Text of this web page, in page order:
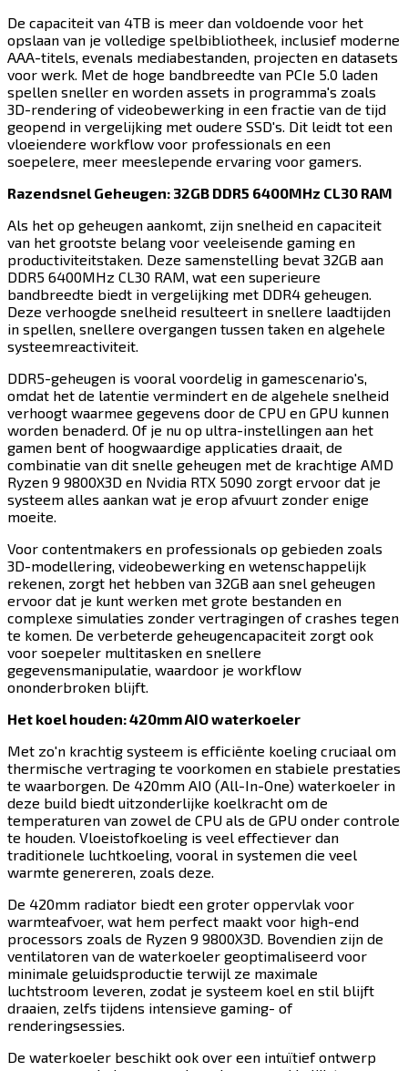
De capaciteit van 4TB is meer dan voldoende voor het
opslaan van je volledige spelbibliotheek, inclusief moderne
AAA-titels, evenals mediabestanden, projecten en datasets
voor werk. Met de hoge bandbreedte van PCIe 5.0 laden
spellen sneller en worden assets in programma's zoals
3D-rendering of videobewerking in een fractie van de tijd
geopend in vergelijking met oudere SSD's. Dit leidt tot een
vloeiendere workflow voor professionals en een
soepelere, meer meeslepende ervaring voor gamers.​​​​‌ ‍ ​‍​‍‌‍ ‌ ​‍‌‍‍‌‌‍‌ ‌‍‍‌‌‍ ‍​‍​‍​ ‍‍​‍​‍‌ ​ ‌‍​‌‌‍ ‍‌‍‍‌‌ ‌​‌ ‍‌​‍ ‍‌‍‍‌‌‍ ​‍​‍​‍ ​​‍​‍‌‍‍​‌ ​‍‌‍‌‌‌‍‌‍​‍​‍​ ‍‍​‍​‍​‍ ‌‍​‌‌‍‌​‌‍ ‌‌‍‍‌‌‍ ‍​‍ ‌‍‍‌‌‍ ‍‌ ‌​‌‍‌‌‌‍ ‍‌ ‌​​‍ ‌‍‌‌‌‍‌​‌‍‍‌‌ ‌​​‍ ‌‍ ‌‌‍ ‌‍‌​‌‍‌‌​ ‌‌ ​​‌ ​‍‌‍‌‌‌ ​ ‌‍‌‌‌‍ ‍‌ ‌​‌‍​‌‌ ‌​‌‍‍‌‌‍ ‌‍ ‍​ ‍ ‌‍‍‌‌‍‌​​ ‌​ ‍​​ ‌​​ ‍​‌‍​ ​ ​ ​ ‌‌‌‍​‌‌‍‌‌​‍ ‌​ ‍​​ ​ ​ ‍‌‌‍​‌​‍ ‌​ ‌​​ ‍‌‌‍​‌​ ‌‌​‍ ‌​ ‍‌‌‍‌‍​ ​ ‌‍‌‍​‍ ‌​ ‍​‌‍​‍​ ‌​‌‍​‌‌‍‌‍​ ​​​ ‌ ​ ‍‌​ ‌‌​ ​​​ ‍‌​ ‌ ​ ‍ ‌ ‌​‌ ‍‌‌ ​​‌‍‌‌​ ‌‌‍​‍‌ ‌‌‌‍‍‌‌‍ ​‌‍‌​​ ‍ ‌ ​​‌‍​‌‌ ‌​‌‍‍​​ ‌‌‍‍‌​ ​‌​ ‍​‌‍ ‍‌‌ ‌‍ ​‌‍ ‌‍ ‍‌‍‌ ‌‌ ‌‍‌​‌‍‌‌‌ ​ ‌‍​ ​‍‌‌​ ‌‌‌​​‍‌‌ ‌‍‍ ‌‍‌‌‌ ‍‌​‍‌‌​ ​ ‌​‌​​‍‌‌​ ​ ‌​‌​​‍‌‌​ ​‍​ ​‍‌‍ ‍‌‍ ​​‍‌‌​ ​‍​ ​‍​‍‌‌​ ‌‌‌​‌​​‍ ‍‌ ‌‍‌‍​‌‌‍ ​‌ ‌‌‌‍‌‌​‍‌‌​ ‌‌‌​​‍‌‌ ‌‍‍ ‌‍‌‌‌ ‍‌​‍‌‌​ ​ ‌​‌​​‍‌‌​ ​ ‌​‌​​‍‌‌​ ​‍​ ​‍​ ​‌​ ‌​​ ​​​ ​ ​ ​‌‌‍‌‌​ ‌ ​ ‍​‌‍​ ​ ‌‌‌‍‌‍‌‍​ ​‍‌‌​ ​‍​ ​‍​‍‌‌​ ‌‌‌​‌​​‍ ‍‌‍​ ‌‍‍​‌‍‍‌‌‍ ​‌‍‌​‌ ​‍‌‍‌‌‌‍ ‍​‍‌‌​ ‌‌‌​​‍‌‌ ‌‍‍ ‌‍‌‌‌ ‍‌​‍‌‌​ ​ ‌​‌​​‍‌‌​ ​ ‌​‌​​‍‌‌​ ​‍​ ​‍​ ‍‌‌‍​‌‌‍‌‍​ ‍​​ ‍‌​ ‌​​ ​ ​ ​‍​ ​‍​ ​‍‌‍‌‍‌‍​‌​‍‌‌​ ​‍​ ​‍​‍‌‌​ ‌‌‌​‌​​‍ ‍‌ ‌​‌‍‌‌‌ ‍​‌ ‌​​ ‌‍​‍‌‍​‌‌ ​ ‌‍‌‌‌‌‌‌‌ ​‍‌‍ ​​ ‌​‍‌‌​ ​‍‌​‌‍‌‍​‌‌‍‌​‌‍ ‌‌‍‍‌‌‍ ‍​‍‌‍‌‍‍‌‌‍‌​​ ‌​ ‍​​ ‌​​ ‍​‌‍​ ​ ​ ​ ‌‌‌‍​‌‌‍‌‌​‍ ‌​ ‍​​ ​ ​ ‍‌‌‍​‌​‍ ‌​ ‌​​ ‍‌‌‍​‌​ ‌‌​‍ ‌​ ‍‌‌‍‌‍​ ​ ‌‍‌‍​‍ ‌​ ‍​‌‍​‍​ ‌​‌‍​‌‌‍‌‍​ ​​​ ‌ ​ ‍‌​ ‌‌​ ​​​ ‍‌​ ‌ ​‍‌‍‌ ‌​‌ ‍‌‌ ​​‌‍‌‌​ ‌‌‍​‍‌ ‌‌‌‍‍‌‌‍ ​‌‍‌​​‍‌‍‌ ​​‌‍​‌‌ ‌​‌‍‍​​ ‌‌‍‍‌​ ​‌​ ‍​‌‍ ‍‌‌ ‌‍ ​‌‍ ‌‍ ‍‌‍‌ ‌‌ ‌‍‌​‌‍‌‌‌ ​ ‌‍​ ​‍‌‌​ ‌‌‌​​‍‌‌ ‌‍‍ ‌‍‌‌‌ ‍‌​‍‌‌​ ​ ‌​‌​​‍‌‌​ ​ ‌​‌​​‍‌‌​ ​‍​ ​‍‌‍ ‍‌‍ ​​‍‌‌​ ​‍​ ​‍​‍‌‌​ ‌‌‌​‌​​‍ ‍‌ ‌‍‌‍​‌‌‍ ​‌ ‌‌‌‍‌‌​‍‌‌​ ‌‌‌​​‍‌‌ ‌‍‍ ‌‍‌‌‌ ‍‌​‍‌‌​ ​ ‌​‌​​‍‌‌​ ​ ‌​‌​​‍‌‌​ ​‍​ ​‍​ ​‌​ ‌​​ ​​​ ​ ​ ​‌‌‍‌‌​ ‌ ​ ‍​‌‍​ ​ ‌‌‌‍‌‍‌‍​ ​‍‌‌​ ​‍​ ​‍​‍‌‌​ ‌‌‌​‌​​‍ ‍‌‍​ ‌‍‍​‌‍‍‌‌‍ ​‌‍‌​‌ ​‍‌‍‌‌‌‍ ‍​‍‌‌​ ‌‌‌​​‍‌‌ ‌‍‍ ‌‍‌‌‌ ‍‌​‍‌‌​ ​ ‌​‌​​‍‌‌​ ​ ‌​‌​​‍‌‌​ ​‍​ ​‍​ ‍‌‌‍​‌‌‍‌‍​ ‍​​ ‍‌​ ‌​​ ​ ​ ​‍​ ​‍​ ​‍‌‍‌‍‌‍​‌​‍‌‌​ ​‍​ ​‍​‍‌‌​ ‌‌‌​‌​​‍ ‍‌ ‌​‌‍‌‌‌ ‍​‌ ‌​​‍‌‍‌ ​​‌‍‌‌‌ ​‍‌ ​ ‌ ​​‌‍‌‌‌‍​ ‌ ‌​‌‍‍‌‌ ‌‍‌‍‌‌​ ‌‌ ​​‌ ‌‌‌‍​‍‌‍ ​‌‍‍‌‌ ​ ‌‍‍​‌‍‌‌‌‍‌​​‍​‍‌ ‌
Razendsnel Geheugen: 32GB DDR5 6400MHz CL30 RAM​​​​‌ ‍ ​‍​‍‌‍ ‌ ​‍‌‍‍‌‌‍‌ ‌‍‍‌‌‍ ‍​‍​‍​ ‍‍​‍​‍‌ ​ ‌‍​‌‌‍ ‍‌‍‍‌‌ ‌​‌ ‍‌​‍ ‍‌‍‍‌‌‍ ​‍​‍​‍ ​​‍​‍‌‍‍​‌ ​‍‌‍‌‌‌‍‌‍​‍​‍​ ‍‍​‍​‍​‍ ‌‍​‌‌‍‌​‌‍ ‌‌‍‍‌‌‍ ‍​‍ ‌‍‍‌‌‍ ‍‌ ‌​‌‍‌‌‌‍ ‍‌ ‌​​‍ ‌‍‌‌‌‍‌​‌‍‍‌‌ ‌​​‍ ‌‍ ‌‌‍ ‌‍‌​‌‍‌‌​ ‌‌ ​​‌ ​‍‌‍‌‌‌ ​ ‌‍‌‌‌‍ ‍‌ ‌​‌‍​‌‌ ‌​‌‍‍‌‌‍ ‌‍ ‍​ ‍ ‌‍‍‌‌‍‌​​ ‌​ ‍​​ ‌​​ ‍​‌‍​ ​ ​ ​ ‌‌‌‍​‌‌‍‌‌​‍ ‌​ ‍​​ ​ ​ ‍‌‌‍​‌​‍ ‌​ ‌​​ ‍‌‌‍​‌​ ‌‌​‍ ‌​ ‍‌‌‍‌‍​ ​ ‌‍‌‍​‍ ‌​ ‍​‌‍​‍​ ‌​‌‍​‌‌‍‌‍​ ​​​ ‌ ​ ‍‌​ ‌‌​ ​​​ ‍‌​ ‌ ​ ‍ ‌ ‌​‌ ‍‌‌ ​​‌‍‌‌​ ‌‌‍​‍‌ ‌‌‌‍‍‌‌‍ ​‌‍‌​​ ‍ ‌ ​​‌‍​‌‌ ‌​‌‍‍​​ ‌‌‍‍‌​ ​‌​ ‍​‌‍ ‍‌‌ ‌‍ ​‌‍ ‌‍ ‍‌‍‌ ‌‌ ‌‍‌​‌‍‌‌‌ ​ ‌‍​ ​‍‌‌​ ‌‌‌​​‍‌‌ ‌‍‍ ‌‍‌‌‌ ‍‌​‍‌‌​ ​ ‌​‌​​‍‌‌​ ​ ‌​‌​​‍‌‌​ ​‍​ ​‍‌‍ ‍‌‍ ​​‍‌‌​ ​‍​ ​‍​‍‌‌​ ‌‌‌​‌​​‍ ‍‌ ‌‍‌‍​‌‌‍ ​‌ ‌‌‌‍‌‌​‍‌‌​ ‌‌‌​​‍‌‌ ‌‍‍ ‌‍‌‌‌ ‍‌​‍‌‌​ ​ ‌​‌​​‍‌‌​ ​ ‌​‌​​‍‌‌​ ​‍​ ​‍‌‍​ ​ ​ ​ ‍‌‌‍​‍​ ​​​ ‌‌‌‍​ ​ ‌‌​ ‌​​ ‌‌‌‍​‌‌‍​‌​‍‌‌​ ​‍​ ​‍​‍‌‌​ ‌‌‌​‌​​‍ ‍‌‍​ ‌‍‍​‌‍‍‌‌‍ ​‌‍‌​‌ ​‍‌‍‌‌‌‍ ‍​‍‌‌​ ‌‌‌​​‍‌‌ ‌‍‍ ‌‍‌‌‌ ‍‌​‍‌‌​ ​ ‌​‌​​‍‌‌​ ​ ‌​‌​​‍‌‌​ ​‍​ ​‍​ ​ ​ ‍​​ ​​​ ‍‌​ ‌‌‌‍‌‌​ ‌ ​ ‍‌​ ‌​​ ‍​​ ‌​​ ‌​​‍‌‌​ ​‍​ ​‍​‍‌‌​ ‌‌‌​‌​​‍ ‍‌ ‌​‌‍‌‌‌ ‍​‌ ‌​​ ‌‍​‍‌‍​‌‌ ​ ‌‍‌‌‌‌‌‌‌ ​‍‌‍ ​​ ‌​‍‌‌​ ​‍‌​‌‍‌‍​‌‌‍‌​‌‍ ‌‌‍‍‌‌‍ ‍​‍‌‍‌‍‍‌‌‍‌​​ ‌​ ‍​​ ‌​​ ‍​‌‍​ ​ ​ ​ ‌‌‌‍​‌‌‍‌‌​‍ ‌​ ‍​​ ​ ​ ‍‌‌‍​‌​‍ ‌​ ‌​​ ‍‌‌‍​‌​ ‌‌​‍ ‌​ ‍‌‌‍‌‍​ ​ ‌‍‌‍​‍ ‌​ ‍​‌‍​‍​ ‌​‌‍​‌‌‍‌‍​ ​​​ ‌ ​ ‍‌​ ‌‌​ ​​​ ‍‌​ ‌ ​‍‌‍‌ ‌​‌ ‍‌‌ ​​‌‍‌‌​ ‌‌‍​‍‌ ‌‌‌‍‍‌‌‍ ​‌‍‌​​‍‌‍‌ ​​‌‍​‌‌ ‌​‌‍‍​​ ‌‌‍‍‌​ ​‌​ ‍​‌‍ ‍‌‌ ‌‍ ​‌‍ ‌‍ ‍‌‍‌ ‌‌ ‌‍‌​‌‍‌‌‌ ​ ‌‍​ ​‍‌‌​ ‌‌‌​​‍‌‌ ‌‍‍ ‌‍‌‌‌ ‍‌​‍‌‌​ ​ ‌​‌​​‍‌‌​ ​ ‌​‌​​‍‌‌​ ​‍​ ​‍‌‍ ‍‌‍ ​​‍‌‌​ ​‍​ ​‍​‍‌‌​ ‌‌‌​‌​​‍ ‍‌ ‌‍‌‍​‌‌‍ ​‌ ‌‌‌‍‌‌​‍‌‌​ ‌‌‌​​‍‌‌ ‌‍‍ ‌‍‌‌‌ ‍‌​‍‌‌​ ​ ‌​‌​​‍‌‌​ ​ ‌​‌​​‍‌‌​ ​‍​ ​‍‌‍​ ​ ​ ​ ‍‌‌‍​‍​ ​​​ ‌‌‌‍​ ​ ‌‌​ ‌​​ ‌‌‌‍​‌‌‍​‌​‍‌‌​ ​‍​ ​‍​‍‌‌​ ‌‌‌​‌​​‍ ‍‌‍​ ‌‍‍​‌‍‍‌‌‍ ​‌‍‌​‌ ​‍‌‍‌‌‌‍ ‍​‍‌‌​ ‌‌‌​​‍‌‌ ‌‍‍ ‌‍‌‌‌ ‍‌​‍‌‌​ ​ ‌​‌​​‍‌‌​ ​ ‌​‌​​‍‌‌​ ​‍​ ​‍​ ​ ​ ‍​​ ​​​ ‍‌​ ‌‌‌‍‌‌​ ‌ ​ ‍‌​ ‌​​ ‍​​ ‌​​ ‌​​‍‌‌​ ​‍​ ​‍​‍‌‌​ ‌‌‌​‌​​‍ ‍‌ ‌​‌‍‌‌‌ ‍​‌ ‌​​‍‌‍‌ ​​‌‍‌‌‌ ​‍‌ ​ ‌ ​​‌‍‌‌‌‍​ ‌ ‌​‌‍‍‌‌ ‌‍‌‍‌‌​ ‌‌ ​​‌ ‌‌‌‍​‍‌‍ ​‌‍‍‌‌ ​ ‌‍‍​‌‍‌‌‌‍‌​​‍​‍‌ ‌
Als het op geheugen aankomt, zijn snelheid en capaciteit
van het grootste belang voor veeleisende gaming en
productiviteitstaken. Deze samenstelling bevat 32GB aan
DDR5 6400MHz CL30 RAM, wat een superieure
bandbreedte biedt in vergelijking met DDR4 geheugen.
Deze verhoogde snelheid resulteert in snellere laadtijden
in spellen, snellere overgangen tussen taken en algehele
systeemreactiviteit.​​​​‌ ‍ ​‍​‍‌‍ ‌ ​‍‌‍‍‌‌‍‌ ‌‍‍‌‌‍ ‍​‍​‍​ ‍‍​‍​‍‌ ​ ‌‍​‌‌‍ ‍‌‍‍‌‌ ‌​‌ ‍‌​‍ ‍‌‍‍‌‌‍ ​‍​‍​‍ ​​‍​‍‌‍‍​‌ ​‍‌‍‌‌‌‍‌‍​‍​‍​ ‍‍​‍​‍​‍ ‌‍​‌‌‍‌​‌‍ ‌‌‍‍‌‌‍ ‍​‍ ‌‍‍‌‌‍ ‍‌ ‌​‌‍‌‌‌‍ ‍‌ ‌​​‍ ‌‍‌‌‌‍‌​‌‍‍‌‌ ‌​​‍ ‌‍ ‌‌‍ ‌‍‌​‌‍‌‌​ ‌‌ ​​‌ ​‍‌‍‌‌‌ ​ ‌‍‌‌‌‍ ‍‌ ‌​‌‍​‌‌ ‌​‌‍‍‌‌‍ ‌‍ ‍​ ‍ ‌‍‍‌‌‍‌​​ ‌​ ‍​​ ‌​​ ‍​‌‍​ ​ ​ ​ ‌‌‌‍​‌‌‍‌‌​‍ ‌​ ‍​​ ​ ​ ‍‌‌‍​‌​‍ ‌​ ‌​​ ‍‌‌‍​‌​ ‌‌​‍ ‌​ ‍‌‌‍‌‍​ ​ ‌‍‌‍​‍ ‌​ ‍​‌‍​‍​ ‌​‌‍​‌‌‍‌‍​ ​​​ ‌ ​ ‍‌​ ‌‌​ ​​​ ‍‌​ ‌ ​ ‍ ‌ ‌​‌ ‍‌‌ ​​‌‍‌‌​ ‌‌‍​‍‌ ‌‌‌‍‍‌‌‍ ​‌‍‌​​ ‍ ‌ ​​‌‍​‌‌ ‌​‌‍‍​​ ‌‌‍‍‌​ ​‌​ ‍​‌‍ ‍‌‌ ‌‍ ​‌‍ ‌‍ ‍‌‍‌ ‌‌ ‌‍‌​‌‍‌‌‌ ​ ‌‍​ ​‍‌‌​ ‌‌‌​​‍‌‌ ‌‍‍ ‌‍‌‌‌ ‍‌​‍‌‌​ ​ ‌​‌​​‍‌‌​ ​ ‌​‌​​‍‌‌​ ​‍​ ​‍‌‍ ‍‌‍ ​​‍‌‌​ ​‍​ ​‍​‍‌‌​ ‌‌‌​‌​​‍ ‍‌ ‌‍‌‍​‌‌‍ ​‌ ‌‌‌‍‌‌​‍‌‌​ ‌‌‌​​‍‌‌ ‌‍‍ ‌‍‌‌‌ ‍‌​‍‌‌​ ​ ‌​‌​​‍‌‌​ ​ ‌​‌​​‍‌‌​ ​‍​ ​‍​ ‍‌​ ‍‌‌‍​ ​ ‌‌‌‍​‌‌‍​ ‌‍‌‍‌‍​‍​ ​‍‌‍​‌‌‍​ ‌‍​‌​‍‌‌​ ​‍​ ​‍​‍‌‌​ ‌‌‌​‌​​‍ ‍‌‍​ ‌‍‍​‌‍‍‌‌‍ ​‌‍‌​‌ ​‍‌‍‌‌‌‍ ‍​‍‌‌​ ‌‌‌​​‍‌‌ ‌‍‍ ‌‍‌‌‌ ‍‌​‍‌‌​ ​ ‌​‌​​‍‌‌​ ​ ‌​‌​​‍‌‌​ ​‍​ ​‍​ ‌‌‌‍‌‌​ ​ ​ ‌‌‌‍‌‌​ ‌ ‌‍​‍​ ‍‌​ ​‍​ ‌​​ ​‍​ ‌ ​‍‌‌​ ​‍​ ​‍​‍‌‌​ ‌‌‌​‌​​‍ ‍‌ ‌​‌‍‌‌‌ ‍​‌ ‌​​ ‌‍​‍‌‍​‌‌ ​ ‌‍‌‌‌‌‌‌‌ ​‍‌‍ ​​ ‌​‍‌‌​ ​‍‌​‌‍‌‍​‌‌‍‌​‌‍ ‌‌‍‍‌‌‍ ‍​‍‌‍‌‍‍‌‌‍‌​​ ‌​ ‍​​ ‌​​ ‍​‌‍​ ​ ​ ​ ‌‌‌‍​‌‌‍‌‌​‍ ‌​ ‍​​ ​ ​ ‍‌‌‍​‌​‍ ‌​ ‌​​ ‍‌‌‍​‌​ ‌‌​‍ ‌​ ‍‌‌‍‌‍​ ​ ‌‍‌‍​‍ ‌​ ‍​‌‍​‍​ ‌​‌‍​‌‌‍‌‍​ ​​​ ‌ ​ ‍‌​ ‌‌​ ​​​ ‍‌​ ‌ ​‍‌‍‌ ‌​‌ ‍‌‌ ​​‌‍‌‌​ ‌‌‍​‍‌ ‌‌‌‍‍‌‌‍ ​‌‍‌​​‍‌‍‌ ​​‌‍​‌‌ ‌​‌‍‍​​ ‌‌‍‍‌​ ​‌​ ‍​‌‍ ‍‌‌ ‌‍ ​‌‍ ‌‍ ‍‌‍‌ ‌‌ ‌‍‌​‌‍‌‌‌ ​ ‌‍​ ​‍‌‌​ ‌‌‌​​‍‌‌ ‌‍‍ ‌‍‌‌‌ ‍‌​‍‌‌​ ​ ‌​‌​​‍‌‌​ ​ ‌​‌​​‍‌‌​ ​‍​ ​‍‌‍ ‍‌‍ ​​‍‌‌​ ​‍​ ​‍​‍‌‌​ ‌‌‌​‌​​‍ ‍‌ ‌‍‌‍​‌‌‍ ​‌ ‌‌‌‍‌‌​‍‌‌​ ‌‌‌​​‍‌‌ ‌‍‍ ‌‍‌‌‌ ‍‌​‍‌‌​ ​ ‌​‌​​‍‌‌​ ​ ‌​‌​​‍‌‌​ ​‍​ ​‍​ ‍‌​ ‍‌‌‍​ ​ ‌‌‌‍​‌‌‍​ ‌‍‌‍‌‍​‍​ ​‍‌‍​‌‌‍​ ‌‍​‌​‍‌‌​ ​‍​ ​‍​‍‌‌​ ‌‌‌​‌​​‍ ‍‌‍​ ‌‍‍​‌‍‍‌‌‍ ​‌‍‌​‌ ​‍‌‍‌‌‌‍ ‍​‍‌‌​ ‌‌‌​​‍‌‌ ‌‍‍ ‌‍‌‌‌ ‍‌​‍‌‌​ ​ ‌​‌​​‍‌‌​ ​ ‌​‌​​‍‌‌​ ​‍​ ​‍​ ‌‌‌‍‌‌​ ​ ​ ‌‌‌‍‌‌​ ‌ ‌‍​‍​ ‍‌​ ​‍​ ‌​​ ​‍​ ‌ ​‍‌‌​ ​‍​ ​‍​‍‌‌​ ‌‌‌​‌​​‍ ‍‌ ‌​‌‍‌‌‌ ‍​‌ ‌​​‍‌‍‌ ​​‌‍‌‌‌ ​‍‌ ​ ‌ ​​‌‍‌‌‌‍​ ‌ ‌​‌‍‍‌‌ ‌‍‌‍‌‌​ ‌‌ ​​‌ ‌‌‌‍​‍‌‍ ​‌‍‍‌‌ ​ ‌‍‍​‌‍‌‌‌‍‌​​‍​‍‌ ‌
DDR5-geheugen is vooral voordelig in gamescenario's,
omdat het de latentie vermindert en de algehele snelheid
verhoogt waarmee gegevens door de CPU en GPU kunnen
worden benaderd. Of je nu op ultra-instellingen aan het
gamen bent of hoogwaardige applicaties draait, de
combinatie van dit snelle geheugen met de krachtige AMD
Ryzen 9 9800X3D en Nvidia RTX 5090 zorgt ervoor dat je
systeem alles aankan wat je erop afvuurt zonder enige
moeite.​​​​‌ ‍ ​‍​‍‌‍ ‌ ​‍‌‍‍‌‌‍‌ ‌‍‍‌‌‍ ‍​‍​‍​ ‍‍​‍​‍‌ ​ ‌‍​‌‌‍ ‍‌‍‍‌‌ ‌​‌ ‍‌​‍ ‍‌‍‍‌‌‍ ​‍​‍​‍ ​​‍​‍‌‍‍​‌ ​‍‌‍‌‌‌‍‌‍​‍​‍​ ‍‍​‍​‍​‍ ‌‍​‌‌‍‌​‌‍ ‌‌‍‍‌‌‍ ‍​‍ ‌‍‍‌‌‍ ‍‌ ‌​‌‍‌‌‌‍ ‍‌ ‌​​‍ ‌‍‌‌‌‍‌​‌‍‍‌‌ ‌​​‍ ‌‍ ‌‌‍ ‌‍‌​‌‍‌‌​ ‌‌ ​​‌ ​‍‌‍‌‌‌ ​ ‌‍‌‌‌‍ ‍‌ ‌​‌‍​‌‌ ‌​‌‍‍‌‌‍ ‌‍ ‍​ ‍ ‌‍‍‌‌‍‌​​ ‌​ ‍​​ ‌​​ ‍​‌‍​ ​ ​ ​ ‌‌‌‍​‌‌‍‌‌​‍ ‌​ ‍​​ ​ ​ ‍‌‌‍​‌​‍ ‌​ ‌​​ ‍‌‌‍​‌​ ‌‌​‍ ‌​ ‍‌‌‍‌‍​ ​ ‌‍‌‍​‍ ‌​ ‍​‌‍​‍​ ‌​‌‍​‌‌‍‌‍​ ​​​ ‌ ​ ‍‌​ ‌‌​ ​​​ ‍‌​ ‌ ​ ‍ ‌ ‌​‌ ‍‌‌ ​​‌‍‌‌​ ‌‌‍​‍‌ ‌‌‌‍‍‌‌‍ ​‌‍‌​​ ‍ ‌ ​​‌‍​‌‌ ‌​‌‍‍​​ ‌‌‍‍‌​ ​‌​ ‍​‌‍ ‍‌‌ ‌‍ ​‌‍ ‌‍ ‍‌‍‌ ‌‌ ‌‍‌​‌‍‌‌‌ ​ ‌‍​ ​‍‌‌​ ‌‌‌​​‍‌‌ ‌‍‍ ‌‍‌‌‌ ‍‌​‍‌‌​ ​ ‌​‌​​‍‌‌​ ​ ‌​‌​​‍‌‌​ ​‍​ ​‍‌‍ ‍‌‍ ​​‍‌‌​ ​‍​ ​‍​‍‌‌​ ‌‌‌​‌​​‍ ‍‌ ‌‍‌‍​‌‌‍ ​‌ ‌‌‌‍‌‌​‍‌‌​ ‌‌‌​​‍‌‌ ‌‍‍ ‌‍‌‌‌ ‍‌​‍‌‌​ ​ ‌​‌​​‍‌‌​ ​ ‌​‌​​‍‌‌​ ​‍​ ​‍​ ​ ‌‍‌‌‌‍​‌​ ​‍​ ‍‌‌‍‌​​ ​‌‌‍‌‌​ ​ ‌‍‌‍​ ‍‌​ ​‍​‍‌‌​ ​‍​ ​‍​‍‌‌​ ‌‌‌​‌​​‍ ‍‌‍​ ‌‍‍​‌‍‍‌‌‍ ​‌‍‌​‌ ​‍‌‍‌‌‌‍ ‍​‍‌‌​ ‌‌‌​​‍‌‌ ‌‍‍ ‌‍‌‌‌ ‍‌​‍‌‌​ ​ ‌​‌​​‍‌‌​ ​ ‌​‌​​‍‌‌​ ​‍​ ​‍‌‍​‌​ ​‍‌‍​‌​ ‍‌‌‍​ ​ ​​​ ​​​ ​‍​ ‌ ​ ​‌​ ​‍​ ‌​​‍‌‌​ ​‍​ ​‍​‍‌‌​ ‌‌‌​‌​​‍ ‍‌ ‌​‌‍‌‌‌ ‍​‌ ‌​​ ‌‍​‍‌‍​‌‌ ​ ‌‍‌‌‌‌‌‌‌ ​‍‌‍ ​​ ‌​‍‌‌​ ​‍‌​‌‍‌‍​‌‌‍‌​‌‍ ‌‌‍‍‌‌‍ ‍​‍‌‍‌‍‍‌‌‍‌​​ ‌​ ‍​​ ‌​​ ‍​‌‍​ ​ ​ ​ ‌‌‌‍​‌‌‍‌‌​‍ ‌​ ‍​​ ​ ​ ‍‌‌‍​‌​‍ ‌​ ‌​​ ‍‌‌‍​‌​ ‌‌​‍ ‌​ ‍‌‌‍‌‍​ ​ ‌‍‌‍​‍ ‌​ ‍​‌‍​‍​ ‌​‌‍​‌‌‍‌‍​ ​​​ ‌ ​ ‍‌​ ‌‌​ ​​​ ‍‌​ ‌ ​‍‌‍‌ ‌​‌ ‍‌‌ ​​‌‍‌‌​ ‌‌‍​‍‌ ‌‌‌‍‍‌‌‍ ​‌‍‌​​‍‌‍‌ ​​‌‍​‌‌ ‌​‌‍‍​​ ‌‌‍‍‌​ ​‌​ ‍​‌‍ ‍‌‌ ‌‍ ​‌‍ ‌‍ ‍‌‍‌ ‌‌ ‌‍‌​‌‍‌‌‌ ​ ‌‍​ ​‍‌‌​ ‌‌‌​​‍‌‌ ‌‍‍ ‌‍‌‌‌ ‍‌​‍‌‌​ ​ ‌​‌​​‍‌‌​ ​ ‌​‌​​‍‌‌​ ​‍​ ​‍‌‍ ‍‌‍ ​​‍‌‌​ ​‍​ ​‍​‍‌‌​ ‌‌‌​‌​​‍ ‍‌ ‌‍‌‍​‌‌‍ ​‌ ‌‌‌‍‌‌​‍‌‌​ ‌‌‌​​‍‌‌ ‌‍‍ ‌‍‌‌‌ ‍‌​‍‌‌​ ​ ‌​‌​​‍‌‌​ ​ ‌​‌​​‍‌‌​ ​‍​ ​‍​ ​ ‌‍‌‌‌‍​‌​ ​‍​ ‍‌‌‍‌​​ ​‌‌‍‌‌​ ​ ‌‍‌‍​ ‍‌​ ​‍​‍‌‌​ ​‍​ ​‍​‍‌‌​ ‌‌‌​‌​​‍ ‍‌‍​ ‌‍‍​‌‍‍‌‌‍ ​‌‍‌​‌ ​‍‌‍‌‌‌‍ ‍​‍‌‌​ ‌‌‌​​‍‌‌ ‌‍‍ ‌‍‌‌‌ ‍‌​‍‌‌​ ​ ‌​‌​​‍‌‌​ ​ ‌​‌​​‍‌‌​ ​‍​ ​‍‌‍​‌​ ​‍‌‍​‌​ ‍‌‌‍​ ​ ​​​ ​​​ ​‍​ ‌ ​ ​‌​ ​‍​ ‌​​‍‌‌​ ​‍​ ​‍​‍‌‌​ ‌‌‌​‌​​‍ ‍‌ ‌​‌‍‌‌‌ ‍​‌ ‌​​‍‌‍‌ ​​‌‍‌‌‌ ​‍‌ ​ ‌ ​​‌‍‌‌‌‍​ ‌ ‌​‌‍‍‌‌ ‌‍‌‍‌‌​ ‌‌ ​​‌ ‌‌‌‍​‍‌‍ ​‌‍‍‌‌ ​ ‌‍‍​‌‍‌‌‌‍‌​​‍​‍‌ ‌
Voor contentmakers en professionals op gebieden zoals
3D-modellering, videobewerking en wetenschappelijk
rekenen, zorgt het hebben van 32GB aan snel geheugen
ervoor dat je kunt werken met grote bestanden en
complexe simulaties zonder vertragingen of crashes tegen
te komen. De verbeterde geheugencapaciteit zorgt ook
voor soepeler multitasken en snellere
gegevensmanipulatie, waardoor je workflow
ononderbroken blijft.​​​​‌ ‍ ​‍​‍‌‍ ‌ ​‍‌‍‍‌‌‍‌ ‌‍‍‌‌‍ ‍​‍​‍​ ‍‍​‍​‍‌ ​ ‌‍​‌‌‍ ‍‌‍‍‌‌ ‌​‌ ‍‌​‍ ‍‌‍‍‌‌‍ ​‍​‍​‍ ​​‍​‍‌‍‍​‌ ​‍‌‍‌‌‌‍‌‍​‍​‍​ ‍‍​‍​‍​‍ ‌‍​‌‌‍‌​‌‍ ‌‌‍‍‌‌‍ ‍​‍ ‌‍‍‌‌‍ ‍‌ ‌​‌‍‌‌‌‍ ‍‌ ‌​​‍ ‌‍‌‌‌‍‌​‌‍‍‌‌ ‌​​‍ ‌‍ ‌‌‍ ‌‍‌​‌‍‌‌​ ‌‌ ​​‌ ​‍‌‍‌‌‌ ​ ‌‍‌‌‌‍ ‍‌ ‌​‌‍​‌‌ ‌​‌‍‍‌‌‍ ‌‍ ‍​ ‍ ‌‍‍‌‌‍‌​​ ‌​ ‍​​ ‌​​ ‍​‌‍​ ​ ​ ​ ‌‌‌‍​‌‌‍‌‌​‍ ‌​ ‍​​ ​ ​ ‍‌‌‍​‌​‍ ‌​ ‌​​ ‍‌‌‍​‌​ ‌‌​‍ ‌​ ‍‌‌‍‌‍​ ​ ‌‍‌‍​‍ ‌​ ‍​‌‍​‍​ ‌​‌‍​‌‌‍‌‍​ ​​​ ‌ ​ ‍‌​ ‌‌​ ​​​ ‍‌​ ‌ ​ ‍ ‌ ‌​‌ ‍‌‌ ​​‌‍‌‌​ ‌‌‍​‍‌ ‌‌‌‍‍‌‌‍ ​‌‍‌​​ ‍ ‌ ​​‌‍​‌‌ ‌​‌‍‍​​ ‌‌‍‍‌​ ​‌​ ‍​‌‍ ‍‌‌ ‌‍ ​‌‍ ‌‍ ‍‌‍‌ ‌‌ ‌‍‌​‌‍‌‌‌ ​ ‌‍​ ​‍‌‌​ ‌‌‌​​‍‌‌ ‌‍‍ ‌‍‌‌‌ ‍‌​‍‌‌​ ​ ‌​‌​​‍‌‌​ ​ ‌​‌​​‍‌‌​ ​‍​ ​‍‌‍ ‍‌‍ ​​‍‌‌​ ​‍​ ​‍​‍‌‌​ ‌‌‌​‌​​‍ ‍‌ ‌‍‌‍​‌‌‍ ​‌ ‌‌‌‍‌‌​‍‌‌​ ‌‌‌​​‍‌‌ ‌‍‍ ‌‍‌‌‌ ‍‌​‍‌‌​ ​ ‌​‌​​‍‌‌​ ​ ‌​‌​​‍‌‌​ ​‍​ ​‍‌‍‌​​ ‌ ‌‍‌​​ ​​​ ‍‌​ ​​​ ​‍​ ‍​​ ‍​​ ‌​​ ‌ ​ ​​​‍‌‌​ ​‍​ ​‍​‍‌‌​ ‌‌‌​‌​​‍ ‍‌‍​ ‌‍‍​‌‍‍‌‌‍ ​‌‍‌​‌ ​‍‌‍‌‌‌‍ ‍​‍‌‌​ ‌‌‌​​‍‌‌ ‌‍‍ ‌‍‌‌‌ ‍‌​‍‌‌​ ​ ‌​‌​​‍‌‌​ ​ ‌​‌​​‍‌‌​ ​‍​ ​‍​ ‌‌‌‍‌‍‌‍​‌​ ​​​ ‌ ‌‍‌‌‌‍​‍​ ​​‌‍‌‍​ ​ ​ ‍‌​ ‍​​‍‌‌​ ​‍​ ​‍​‍‌‌​ ‌‌‌​‌​​‍ ‍‌ ‌​‌‍‌‌‌ ‍​‌ ‌​​ ‌‍​‍‌‍​‌‌ ​ ‌‍‌‌‌‌‌‌‌ ​‍‌‍ ​​ ‌​‍‌‌​ ​‍‌​‌‍‌‍​‌‌‍‌​‌‍ ‌‌‍‍‌‌‍ ‍​‍‌‍‌‍‍‌‌‍‌​​ ‌​ ‍​​ ‌​​ ‍​‌‍​ ​ ​ ​ ‌‌‌‍​‌‌‍‌‌​‍ ‌​ ‍​​ ​ ​ ‍‌‌‍​‌​‍ ‌​ ‌​​ ‍‌‌‍​‌​ ‌‌​‍ ‌​ ‍‌‌‍‌‍​ ​ ‌‍‌‍​‍ ‌​ ‍​‌‍​‍​ ‌​‌‍​‌‌‍‌‍​ ​​​ ‌ ​ ‍‌​ ‌‌​ ​​​ ‍‌​ ‌ ​‍‌‍‌ ‌​‌ ‍‌‌ ​​‌‍‌‌​ ‌‌‍​‍‌ ‌‌‌‍‍‌‌‍ ​‌‍‌​​‍‌‍‌ ​​‌‍​‌‌ ‌​‌‍‍​​ ‌‌‍‍‌​ ​‌​ ‍​‌‍ ‍‌‌ ‌‍ ​‌‍ ‌‍ ‍‌‍‌ ‌‌ ‌‍‌​‌‍‌‌‌ ​ ‌‍​ ​‍‌‌​ ‌‌‌​​‍‌‌ ‌‍‍ ‌‍‌‌‌ ‍‌​‍‌‌​ ​ ‌​‌​​‍‌‌​ ​ ‌​‌​​‍‌‌​ ​‍​ ​‍‌‍ ‍‌‍ ​​‍‌‌​ ​‍​ ​‍​‍‌‌​ ‌‌‌​‌​​‍ ‍‌ ‌‍‌‍​‌‌‍ ​‌ ‌‌‌‍‌‌​‍‌‌​ ‌‌‌​​‍‌‌ ‌‍‍ ‌‍‌‌‌ ‍‌​‍‌‌​ ​ ‌​‌​​‍‌‌​ ​ ‌​‌​​‍‌‌​ ​‍​ ​‍‌‍‌​​ ‌ ‌‍‌​​ ​​​ ‍‌​ ​​​ ​‍​ ‍​​ ‍​​ ‌​​ ‌ ​ ​​​‍‌‌​ ​‍​ ​‍​‍‌‌​ ‌‌‌​‌​​‍ ‍‌‍​ ‌‍‍​‌‍‍‌‌‍ ​‌‍‌​‌ ​‍‌‍‌‌‌‍ ‍​‍‌‌​ ‌‌‌​​‍‌‌ ‌‍‍ ‌‍‌‌‌ ‍‌​‍‌‌​ ​ ‌​‌​​‍‌‌​ ​ ‌​‌​​‍‌‌​ ​‍​ ​‍​ ‌‌‌‍‌‍‌‍​‌​ ​​​ ‌ ‌‍‌‌‌‍​‍​ ​​‌‍‌‍​ ​ ​ ‍‌​ ‍​​‍‌‌​ ​‍​ ​‍​‍‌‌​ ‌‌‌​‌​​‍ ‍‌ ‌​‌‍‌‌‌ ‍​‌ ‌​​‍‌‍‌ ​​‌‍‌‌‌ ​‍‌ ​ ‌ ​​‌‍‌‌‌‍​ ‌ ‌​‌‍‍‌‌ ‌‍‌‍‌‌​ ‌‌ ​​‌ ‌‌‌‍​‍‌‍ ​‌‍‍‌‌ ​ ‌‍‍​‌‍‌‌‌‍‌​​‍​‍‌ ‌
Het koel houden: 420mm AIO waterkoeler​​​​‌ ‍ ​‍​‍‌‍ ‌ ​‍‌‍‍‌‌‍‌ ‌‍‍‌‌‍ ‍​‍​‍​ ‍‍​‍​‍‌ ​ ‌‍​‌‌‍ ‍‌‍‍‌‌ ‌​‌ ‍‌​‍ ‍‌‍‍‌‌‍ ​‍​‍​‍ ​​‍​‍‌‍‍​‌ ​‍‌‍‌‌‌‍‌‍​‍​‍​ ‍‍​‍​‍​‍ ‌‍​‌‌‍‌​‌‍ ‌‌‍‍‌‌‍ ‍​‍ ‌‍‍‌‌‍ ‍‌ ‌​‌‍‌‌‌‍ ‍‌ ‌​​‍ ‌‍‌‌‌‍‌​‌‍‍‌‌ ‌​​‍ ‌‍ ‌‌‍ ‌‍‌​‌‍‌‌​ ‌‌ ​​‌ ​‍‌‍‌‌‌ ​ ‌‍‌‌‌‍ ‍‌ ‌​‌‍​‌‌ ‌​‌‍‍‌‌‍ ‌‍ ‍​ ‍ ‌‍‍‌‌‍‌​​ ‌​ ‍​​ ‌​​ ‍​‌‍​ ​ ​ ​ ‌‌‌‍​‌‌‍‌‌​‍ ‌​ ‍​​ ​ ​ ‍‌‌‍​‌​‍ ‌​ ‌​​ ‍‌‌‍​‌​ ‌‌​‍ ‌​ ‍‌‌‍‌‍​ ​ ‌‍‌‍​‍ ‌​ ‍​‌‍​‍​ ‌​‌‍​‌‌‍‌‍​ ​​​ ‌ ​ ‍‌​ ‌‌​ ​​​ ‍‌​ ‌ ​ ‍ ‌ ‌​‌ ‍‌‌ ​​‌‍‌‌​ ‌‌‍​‍‌ ‌‌‌‍‍‌‌‍ ​‌‍‌​​ ‍ ‌ ​​‌‍​‌‌ ‌​‌‍‍​​ ‌‌‍‍‌​ ​‌​ ‍​‌‍ ‍‌‌ ‌‍ ​‌‍ ‌‍ ‍‌‍‌ ‌‌ ‌‍‌​‌‍‌‌‌ ​ ‌‍​ ​‍‌‌​ ‌‌‌​​‍‌‌ ‌‍‍ ‌‍‌‌‌ ‍‌​‍‌‌​ ​ ‌​‌​​‍‌‌​ ​ ‌​‌​​‍‌‌​ ​‍​ ​‍‌‍ ‍‌‍ ​​‍‌‌​ ​‍​ ​‍​‍‌‌​ ‌‌‌​‌​​‍ ‍‌ ‌‍‌‍​‌‌‍ ​‌ ‌‌‌‍‌‌​‍‌‌​ ‌‌‌​​‍‌‌ ‌‍‍ ‌‍‌‌‌ ‍‌​‍‌‌​ ​ ‌​‌​​‍‌‌​ ​ ‌​‌​​‍‌‌​ ​‍​ ​‍​ ​‍​ ​ ​ ​ ​ ‍‌‌‍‌‍‌‍‌​​ ‍‌‌‍‌​​ ​‌​ ‍‌​ ​​​ ‌‍​‍‌‌​ ​‍​ ​‍​‍‌‌​ ‌‌‌​‌​​‍ ‍‌‍​ ‌‍‍​‌‍‍‌‌‍ ​‌‍‌​‌ ​‍‌‍‌‌‌‍ ‍​‍‌‌​ ‌‌‌​​‍‌‌ ‌‍‍ ‌‍‌‌‌ ‍‌​‍‌‌​ ​ ‌​‌​​‍‌‌​ ​ ‌​‌​​‍‌‌​ ​‍​ ​‍‌‍​‍​ ‍‌‌‍​‌​ ​​‌‍​‍‌‍​ ​ ‌ ​ ​‍‌‍​‌​ ‍​​ ‍‌‌‍​ ​‍‌‌​ ​‍​ ​‍​‍‌‌​ ‌‌‌​‌​​‍ ‍‌ ‌​‌‍‌‌‌ ‍​‌ ‌​​ ‌‍​‍‌‍​‌‌ ​ ‌‍‌‌‌‌‌‌‌ ​‍‌‍ ​​ ‌​‍‌‌​ ​‍‌​‌‍‌‍​‌‌‍‌​‌‍ ‌‌‍‍‌‌‍ ‍​‍‌‍‌‍‍‌‌‍‌​​ ‌​ ‍​​ ‌​​ ‍​‌‍​ ​ ​ ​ ‌‌‌‍​‌‌‍‌‌​‍ ‌​ ‍​​ ​ ​ ‍‌‌‍​‌​‍ ‌​ ‌​​ ‍‌‌‍​‌​ ‌‌​‍ ‌​ ‍‌‌‍‌‍​ ​ ‌‍‌‍​‍ ‌​ ‍​‌‍​‍​ ‌​‌‍​‌‌‍‌‍​ ​​​ ‌ ​ ‍‌​ ‌‌​ ​​​ ‍‌​ ‌ ​‍‌‍‌ ‌​‌ ‍‌‌ ​​‌‍‌‌​ ‌‌‍​‍‌ ‌‌‌‍‍‌‌‍ ​‌‍‌​​‍‌‍‌ ​​‌‍​‌‌ ‌​‌‍‍​​ ‌‌‍‍‌​ ​‌​ ‍​‌‍ ‍‌‌ ‌‍ ​‌‍ ‌‍ ‍‌‍‌ ‌‌ ‌‍‌​‌‍‌‌‌ ​ ‌‍​ ​‍‌‌​ ‌‌‌​​‍‌‌ ‌‍‍ ‌‍‌‌‌ ‍‌​‍‌‌​ ​ ‌​‌​​‍‌‌​ ​ ‌​‌​​‍‌‌​ ​‍​ ​‍‌‍ ‍‌‍ ​​‍‌‌​ ​‍​ ​‍​‍‌‌​ ‌‌‌​‌​​‍ ‍‌ ‌‍‌‍​‌‌‍ ​‌ ‌‌‌‍‌‌​‍‌‌​ ‌‌‌​​‍‌‌ ‌‍‍ ‌‍‌‌‌ ‍‌​‍‌‌​ ​ ‌​‌​​‍‌‌​ ​ ‌​‌​​‍‌‌​ ​‍​ ​‍​ ​‍​ ​ ​ ​ ​ ‍‌‌‍‌‍‌‍‌​​ ‍‌‌‍‌​​ ​‌​ ‍‌​ ​​​ ‌‍​‍‌‌​ ​‍​ ​‍​‍‌‌​ ‌‌‌​‌​​‍ ‍‌‍​ ‌‍‍​‌‍‍‌‌‍ ​‌‍‌​‌ ​‍‌‍‌‌‌‍ ‍​‍‌‌​ ‌‌‌​​‍‌‌ ‌‍‍ ‌‍‌‌‌ ‍‌​‍‌‌​ ​ ‌​‌​​‍‌‌​ ​ ‌​‌​​‍‌‌​ ​‍​ ​‍‌‍​‍​ ‍‌‌‍​‌​ ​​‌‍​‍‌‍​ ​ ‌ ​ ​‍‌‍​‌​ ‍​​ ‍‌‌‍​ ​‍‌‌​ ​‍​ ​‍​‍‌‌​ ‌‌‌​‌​​‍ ‍‌ ‌​‌‍‌‌‌ ‍​‌ ‌​​‍‌‍‌ ​​‌‍‌‌‌ ​‍‌ ​ ‌ ​​‌‍‌‌‌‍​ ‌ ‌​‌‍‍‌‌ ‌‍‌‍‌‌​ ‌‌ ​​‌ ‌‌‌‍​‍‌‍ ​‌‍‍‌‌ ​ ‌‍‍​‌‍‌‌‌‍‌​​‍​‍‌ ‌
Met zo'n krachtig systeem is efficiënte koeling cruciaal om
thermische vertraging te voorkomen en stabiele prestaties
te waarborgen. De 420mm AIO (All-In-One) waterkoeler in
deze build biedt uitzonderlijke koelkracht om de
temperaturen van zowel de CPU als de GPU onder controle
te houden. Vloeistofkoeling is veel effectiever dan
traditionele luchtkoeling, vooral in systemen die veel
warmte genereren, zoals deze.​​​​‌ ‍ ​‍​‍‌‍ ‌ ​‍‌‍‍‌‌‍‌ ‌‍‍‌‌‍ ‍​‍​‍​ ‍‍​‍​‍‌ ​ ‌‍​‌‌‍ ‍‌‍‍‌‌ ‌​‌ ‍‌​‍ ‍‌‍‍‌‌‍ ​‍​‍​‍ ​​‍​‍‌‍‍​‌ ​‍‌‍‌‌‌‍‌‍​‍​‍​ ‍‍​‍​‍​‍ ‌‍​‌‌‍‌​‌‍ ‌‌‍‍‌‌‍ ‍​‍ ‌‍‍‌‌‍ ‍‌ ‌​‌‍‌‌‌‍ ‍‌ ‌​​‍ ‌‍‌‌‌‍‌​‌‍‍‌‌ ‌​​‍ ‌‍ ‌‌‍ ‌‍‌​‌‍‌‌​ ‌‌ ​​‌ ​‍‌‍‌‌‌ ​ ‌‍‌‌‌‍ ‍‌ ‌​‌‍​‌‌ ‌​‌‍‍‌‌‍ ‌‍ ‍​ ‍ ‌‍‍‌‌‍‌​​ ‌​ ‍​​ ‌​​ ‍​‌‍​ ​ ​ ​ ‌‌‌‍​‌‌‍‌‌​‍ ‌​ ‍​​ ​ ​ ‍‌‌‍​‌​‍ ‌​ ‌​​ ‍‌‌‍​‌​ ‌‌​‍ ‌​ ‍‌‌‍‌‍​ ​ ‌‍‌‍​‍ ‌​ ‍​‌‍​‍​ ‌​‌‍​‌‌‍‌‍​ ​​​ ‌ ​ ‍‌​ ‌‌​ ​​​ ‍‌​ ‌ ​ ‍ ‌ ‌​‌ ‍‌‌ ​​‌‍‌‌​ ‌‌‍​‍‌ ‌‌‌‍‍‌‌‍ ​‌‍‌​​ ‍ ‌ ​​‌‍​‌‌ ‌​‌‍‍​​ ‌‌‍‍‌​ ​‌​ ‍​‌‍ ‍‌‌ ‌‍ ​‌‍ ‌‍ ‍‌‍‌ ‌‌ ‌‍‌​‌‍‌‌‌ ​ ‌‍​ ​‍‌‌​ ‌‌‌​​‍‌‌ ‌‍‍ ‌‍‌‌‌ ‍‌​‍‌‌​ ​ ‌​‌​​‍‌‌​ ​ ‌​‌​​‍‌‌​ ​‍​ ​‍‌‍ ‍‌‍ ​​‍‌‌​ ​‍​ ​‍​‍‌‌​ ‌‌‌​‌​​‍ ‍‌ ‌‍‌‍​‌‌‍ ​‌ ‌‌‌‍‌‌​‍‌‌​ ‌‌‌​​‍‌‌ ‌‍‍ ‌‍‌‌‌ ‍‌​‍‌‌​ ​ ‌​‌​​‍‌‌​ ​ ‌​‌​​‍‌‌​ ​‍​ ​‍​ ‌​‌‍‌‍​ ​ ‌‍‌‌​ ‌​‌‍​‍‌‍‌​​ ‌‌‌‍​‌​ ‍‌​ ‍‌‌‍​‌​‍‌‌​ ​‍​ ​‍​‍‌‌​ ‌‌‌​‌​​‍ ‍‌‍​ ‌‍‍​‌‍‍‌‌‍ ​‌‍‌​‌ ​‍‌‍‌‌‌‍ ‍​‍‌‌​ ‌‌‌​​‍‌‌ ‌‍‍ ‌‍‌‌‌ ‍‌​‍‌‌​ ​ ‌​‌​​‍‌‌​ ​ ‌​‌​​‍‌‌​ ​‍​ ​‍​ ‌‍‌‍​‌​ ‍‌‌‍​‍​ ‍‌​ ‌‌​ ‌‌​ ‌‌​ ‌‍​ ‌​‌‍​ ​ ‌‍​‍‌‌​ ​‍​ ​‍​‍‌‌​ ‌‌‌​‌​​‍ ‍‌ ‌​‌‍‌‌‌ ‍​‌ ‌​​ ‌‍​‍‌‍​‌‌ ​ ‌‍‌‌‌‌‌‌‌ ​‍‌‍ ​​ ‌​‍‌‌​ ​‍‌​‌‍‌‍​‌‌‍‌​‌‍ ‌‌‍‍‌‌‍ ‍​‍‌‍‌‍‍‌‌‍‌​​ ‌​ ‍​​ ‌​​ ‍​‌‍​ ​ ​ ​ ‌‌‌‍​‌‌‍‌‌​‍ ‌​ ‍​​ ​ ​ ‍‌‌‍​‌​‍ ‌​ ‌​​ ‍‌‌‍​‌​ ‌‌​‍ ‌​ ‍‌‌‍‌‍​ ​ ‌‍‌‍​‍ ‌​ ‍​‌‍​‍​ ‌​‌‍​‌‌‍‌‍​ ​​​ ‌ ​ ‍‌​ ‌‌​ ​​​ ‍‌​ ‌ ​‍‌‍‌ ‌​‌ ‍‌‌ ​​‌‍‌‌​ ‌‌‍​‍‌ ‌‌‌‍‍‌‌‍ ​‌‍‌​​‍‌‍‌ ​​‌‍​‌‌ ‌​‌‍‍​​ ‌‌‍‍‌​ ​‌​ ‍​‌‍ ‍‌‌ ‌‍ ​‌‍ ‌‍ ‍‌‍‌ ‌‌ ‌‍‌​‌‍‌‌‌ ​ ‌‍​ ​‍‌‌​ ‌‌‌​​‍‌‌ ‌‍‍ ‌‍‌‌‌ ‍‌​‍‌‌​ ​ ‌​‌​​‍‌‌​ ​ ‌​‌​​‍‌‌​ ​‍​ ​‍‌‍ ‍‌‍ ​​‍‌‌​ ​‍​ ​‍​‍‌‌​ ‌‌‌​‌​​‍ ‍‌ ‌‍‌‍​‌‌‍ ​‌ ‌‌‌‍‌‌​‍‌‌​ ‌‌‌​​‍‌‌ ‌‍‍ ‌‍‌‌‌ ‍‌​‍‌‌​ ​ ‌​‌​​‍‌‌​ ​ ‌​‌​​‍‌‌​ ​‍​ ​‍​ ‌​‌‍‌‍​ ​ ‌‍‌‌​ ‌​‌‍​‍‌‍‌​​ ‌‌‌‍​‌​ ‍‌​ ‍‌‌‍​‌​‍‌‌​ ​‍​ ​‍​‍‌‌​ ‌‌‌​‌​​‍ ‍‌‍​ ‌‍‍​‌‍‍‌‌‍ ​‌‍‌​‌ ​‍‌‍‌‌‌‍ ‍​‍‌‌​ ‌‌‌​​‍‌‌ ‌‍‍ ‌‍‌‌‌ ‍‌​‍‌‌​ ​ ‌​‌​​‍‌‌​ ​ ‌​‌​​‍‌‌​ ​‍​ ​‍​ ‌‍‌‍​‌​ ‍‌‌‍​‍​ ‍‌​ ‌‌​ ‌‌​ ‌‌​ ‌‍​ ‌​‌‍​ ​ ‌‍​‍‌‌​ ​‍​ ​‍​‍‌‌​ ‌‌‌​‌​​‍ ‍‌ ‌​‌‍‌‌‌ ‍​‌ ‌​​‍‌‍‌ ​​‌‍‌‌‌ ​‍‌ ​ ‌ ​​‌‍‌‌‌‍​ ‌ ‌​‌‍‍‌‌ ‌‍‌‍‌‌​ ‌‌ ​​‌ ‌‌‌‍​‍‌‍ ​‌‍‍‌‌ ​ ‌‍‍​‌‍‌‌‌‍‌​​‍​‍‌ ‌
De 420mm radiator biedt een groter oppervlak voor
warmteafvoer, wat hem perfect maakt voor high-end
processors zoals de Ryzen 9 9800X3D. Bovendien zijn de
ventilatoren van de waterkoeler geoptimaliseerd voor
minimale geluidsproductie terwijl ze maximale
luchtstroom leveren, zodat je systeem koel en stil blijft
draaien, zelfs tijdens intensieve gaming- of
renderingsessies.​​​​‌ ‍ ​‍​‍‌‍ ‌ ​‍‌‍‍‌‌‍‌ ‌‍‍‌‌‍ ‍​‍​‍​ ‍‍​‍​‍‌ ​ ‌‍​‌‌‍ ‍‌‍‍‌‌ ‌​‌ ‍‌​‍ ‍‌‍‍‌‌‍ ​‍​‍​‍ ​​‍​‍‌‍‍​‌ ​‍‌‍‌‌‌‍‌‍​‍​‍​ ‍‍​‍​‍​‍ ‌‍​‌‌‍‌​‌‍ ‌‌‍‍‌‌‍ ‍​‍ ‌‍‍‌‌‍ ‍‌ ‌​‌‍‌‌‌‍ ‍‌ ‌​​‍ ‌‍‌‌‌‍‌​‌‍‍‌‌ ‌​​‍ ‌‍ ‌‌‍ ‌‍‌​‌‍‌‌​ ‌‌ ​​‌ ​‍‌‍‌‌‌ ​ ‌‍‌‌‌‍ ‍‌ ‌​‌‍​‌‌ ‌​‌‍‍‌‌‍ ‌‍ ‍​ ‍ ‌‍‍‌‌‍‌​​ ‌​ ‍​​ ‌​​ ‍​‌‍​ ​ ​ ​ ‌‌‌‍​‌‌‍‌‌​‍ ‌​ ‍​​ ​ ​ ‍‌‌‍​‌​‍ ‌​ ‌​​ ‍‌‌‍​‌​ ‌‌​‍ ‌​ ‍‌‌‍‌‍​ ​ ‌‍‌‍​‍ ‌​ ‍​‌‍​‍​ ‌​‌‍​‌‌‍‌‍​ ​​​ ‌ ​ ‍‌​ ‌‌​ ​​​ ‍‌​ ‌ ​ ‍ ‌ ‌​‌ ‍‌‌ ​​‌‍‌‌​ ‌‌‍​‍‌ ‌‌‌‍‍‌‌‍ ​‌‍‌​​ ‍ ‌ ​​‌‍​‌‌ ‌​‌‍‍​​ ‌‌‍‍‌​ ​‌​ ‍​‌‍ ‍‌‌ ‌‍ ​‌‍ ‌‍ ‍‌‍‌ ‌‌ ‌‍‌​‌‍‌‌‌ ​ ‌‍​ ​‍‌‌​ ‌‌‌​​‍‌‌ ‌‍‍ ‌‍‌‌‌ ‍‌​‍‌‌​ ​ ‌​‌​​‍‌‌​ ​ ‌​‌​​‍‌‌​ ​‍​ ​‍‌‍ ‍‌‍ ​​‍‌‌​ ​‍​ ​‍​‍‌‌​ ‌‌‌​‌​​‍ ‍‌ ‌‍‌‍​‌‌‍ ​‌ ‌‌‌‍‌‌​‍‌‌​ ‌‌‌​​‍‌‌ ‌‍‍ ‌‍‌‌‌ ‍‌​‍‌‌​ ​ ‌​‌​​‍‌‌​ ​ ‌​‌​​‍‌‌​ ​‍​ ​‍​ ‍​​ ‌ ​ ​‍​ ‌‍​ ‍‌​ ‌ ‌‍‌‍​ ​‍‌‍​‌‌‍​‌​ ‌‌‌‍‌​​‍‌‌​ ​‍​ ​‍​‍‌‌​ ‌‌‌​‌​​‍ ‍‌‍​ ‌‍‍​‌‍‍‌‌‍ ​‌‍‌​‌ ​‍‌‍‌‌‌‍ ‍​‍‌‌​ ‌‌‌​​‍‌‌ ‌‍‍ ‌‍‌‌‌ ‍‌​‍‌‌​ ​ ‌​‌​​‍‌‌​ ​ ‌​‌​​‍‌‌​ ​‍​ ​‍‌‍​ ​ ‌ ​ ‌‍​ ​ ​ ‌‍​ ​ ‌‍​ ‌‍​‍‌‍​‌‌‍​‌​ ‌ ‌‍‌‍​‍‌‌​ ​‍​ ​‍​‍‌‌​ ‌‌‌​‌​​‍ ‍‌ ‌​‌‍‌‌‌ ‍​‌ ‌​​ ‌‍​‍‌‍​‌‌ ​ ‌‍‌‌‌‌‌‌‌ ​‍‌‍ ​​ ‌​‍‌‌​ ​‍‌​‌‍‌‍​‌‌‍‌​‌‍ ‌‌‍‍‌‌‍ ‍​‍‌‍‌‍‍‌‌‍‌​​ ‌​ ‍​​ ‌​​ ‍​‌‍​ ​ ​ ​ ‌‌‌‍​‌‌‍‌‌​‍ ‌​ ‍​​ ​ ​ ‍‌‌‍​‌​‍ ‌​ ‌​​ ‍‌‌‍​‌​ ‌‌​‍ ‌​ ‍‌‌‍‌‍​ ​ ‌‍‌‍​‍ ‌​ ‍​‌‍​‍​ ‌​‌‍​‌‌‍‌‍​ ​​​ ‌ ​ ‍‌​ ‌‌​ ​​​ ‍‌​ ‌ ​‍‌‍‌ ‌​‌ ‍‌‌ ​​‌‍‌‌​ ‌‌‍​‍‌ ‌‌‌‍‍‌‌‍ ​‌‍‌​​‍‌‍‌ ​​‌‍​‌‌ ‌​‌‍‍​​ ‌‌‍‍‌​ ​‌​ ‍​‌‍ ‍‌‌ ‌‍ ​‌‍ ‌‍ ‍‌‍‌ ‌‌ ‌‍‌​‌‍‌‌‌ ​ ‌‍​ ​‍‌‌​ ‌‌‌​​‍‌‌ ‌‍‍ ‌‍‌‌‌ ‍‌​‍‌‌​ ​ ‌​‌​​‍‌‌​ ​ ‌​‌​​‍‌‌​ ​‍​ ​‍‌‍ ‍‌‍ ​​‍‌‌​ ​‍​ ​‍​‍‌‌​ ‌‌‌​‌​​‍ ‍‌ ‌‍‌‍​‌‌‍ ​‌ ‌‌‌‍‌‌​‍‌‌​ ‌‌‌​​‍‌‌ ‌‍‍ ‌‍‌‌‌ ‍‌​‍‌‌​ ​ ‌​‌​​‍‌‌​ ​ ‌​‌​​‍‌‌​ ​‍​ ​‍​ ‍​​ ‌ ​ ​‍​ ‌‍​ ‍‌​ ‌ ‌‍‌‍​ ​‍‌‍​‌‌‍​‌​ ‌‌‌‍‌​​‍‌‌​ ​‍​ ​‍​‍‌‌​ ‌‌‌​‌​​‍ ‍‌‍​ ‌‍‍​‌‍‍‌‌‍ ​‌‍‌​‌ ​‍‌‍‌‌‌‍ ‍​‍‌‌​ ‌‌‌​​‍‌‌ ‌‍‍ ‌‍‌‌‌ ‍‌​‍‌‌​ ​ ‌​‌​​‍‌‌​ ​ ‌​‌​​‍‌‌​ ​‍​ ​‍‌‍​ ​ ‌ ​ ‌‍​ ​ ​ ‌‍​ ​ ‌‍​ ‌‍​‍‌‍​‌‌‍​‌​ ‌ ‌‍‌‍​‍‌‌​ ​‍​ ​‍​‍‌‌​ ‌‌‌​‌​​‍ ‍‌ ‌​‌‍‌‌‌ ‍​‌ ‌​​‍‌‍‌ ​​‌‍‌‌‌ ​‍‌ ​ ‌ ​​‌‍‌‌‌‍​ ‌ ‌​‌‍‍‌‌ ‌‍‌‍‌‌​ ‌‌ ​​‌ ‌‌‌‍​‍‌‍ ​‌‍‍‌‌ ​ ‌‍‍​‌‍‌‌‌‍‌​​‍​‍‌ ‌
De waterkoeler beschikt ook over een intuïtief ontwerp